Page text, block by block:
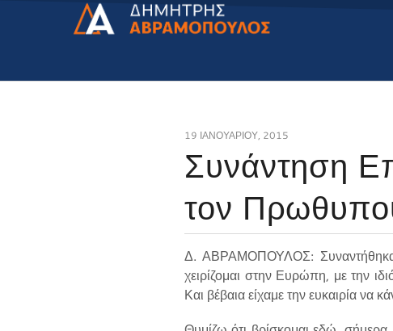
19 ΙΑΝΟΥΑΡΊΟΥ, 2015
Συνάντηση
τον
Δ. ΑΒΡΑΜΟΠΟΥΛΟΣ: Συναντήθηκα
χειρίζομαι στην Ευρώπη, με την
Και βέβαια είχαμε την ευκαιρία να